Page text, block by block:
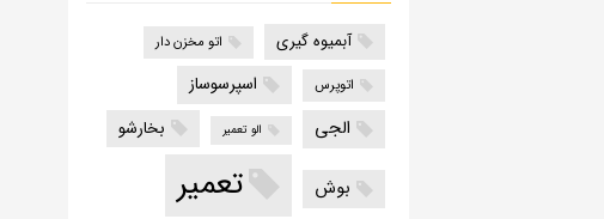
آبمیوه گیری اتو مخزن دار
اتوپرس اسپرسوساز
الجی الو تعمیر بخارشو
بوش تعمیر